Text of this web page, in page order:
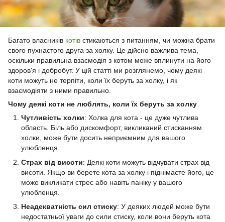
Багато власників котів стикаються з питанням, чи можна брати
свого пухнастого друга за холку. Це дійсно важлива тема,
оскільки правильна взаємодія з котом може вплинути на його
здоров'я і добробут. У цій статті ми розглянемо, чому деякі
коти можуть не терпіти, коли їх беруть за холку, і як
взаємодіяти з ними правильно.
Чому деякі коти не люблять, коли їх беруть за холку
Чутливість холки: Холка для кота - це дуже чутлива
область. Біль або дискомфорт, викликаний стисканням
холки, може бути досить неприємним для вашого
улюбленця.
Страх від висоти: Деякі коти можуть відчувати страх від
висоти. Якщо ви берете кота за холку і піднімаєте його, це
може викликати стрес або навіть паніку у вашого
улюбленця.
Неадекватність сил стиску: У деяких людей може бути
недостатньої уваги до сили стиску, коли вони беруть кота